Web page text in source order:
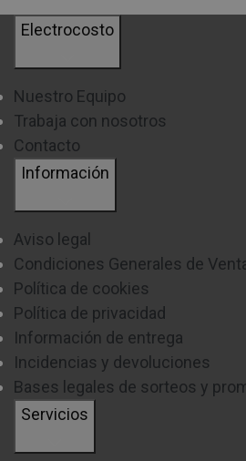
Electrocosto
Nuestro Equipo
Trabaja con nosotros
Contacto
Información
Aviso legal
Condiciones Generales de
Política de cookies
Política de privacidad
Información de entrega
Incidencias y devoluciones
Bases legales de sorteos y
Servicios